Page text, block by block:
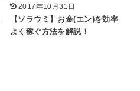
2017年10月31日
【ソラウミ】お金(エン)を効率
よく稼ぐ方法を解説！